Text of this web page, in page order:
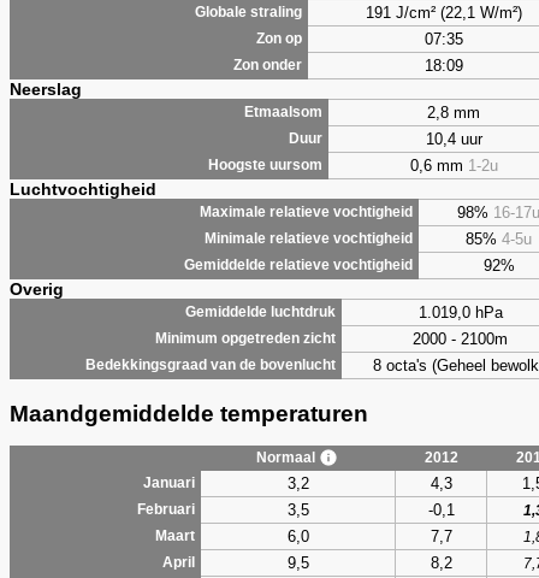
Globale straling 191 J/cm² (22,1 W/m²)
Zon op 07:35
Zon onder 18:09
Neerslag
Etmaalsom 2,8 mm
Duur 10,4 uur
Hoogste uursom 0,6 mm 1-2u
Luchtvochtigheid
Maximale relatieve vochtigheid 98% 16-17u
Minimale relatieve vochtigheid 85% 4-5u
Gemiddelde relatieve vochtigheid 92%
Overig
Gemiddelde luchtdruk 1.019,0 hPa
Minimum opgetreden zicht 2000 - 2100m
Bedekkingsgraad van de bovenlucht 8 octa's (Geheel
Maandgemiddelde temperaturen
Normaal 2012
Januari
3,2 4,3
Februari 3,5 -0,1
Maart
6,0 7,7
April
9,5 8,2